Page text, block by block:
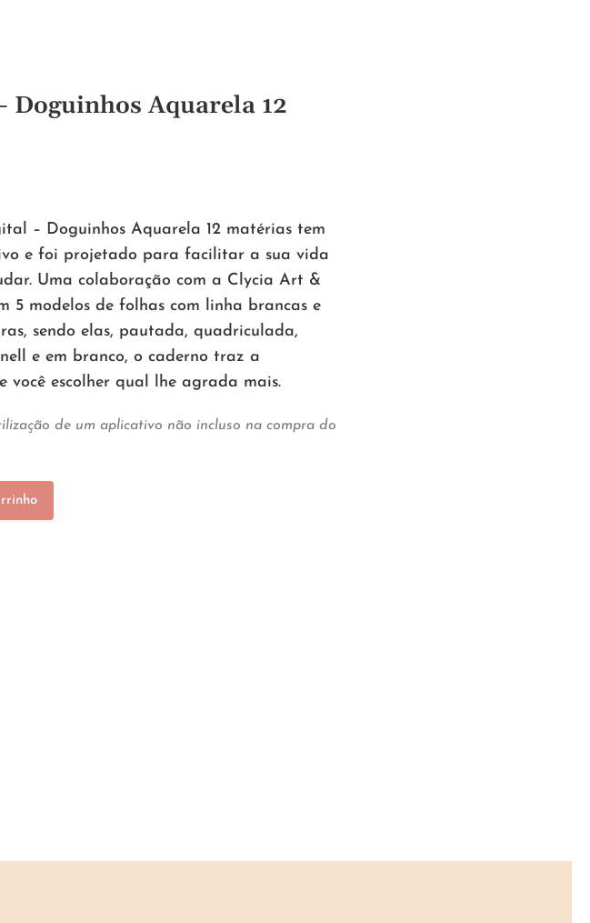
Doguinhos Aquarela 12
– Doguinhos Aquarela 12 matérias tem
e foi projetado para facilitar a sua vida
Uma colaboração com a Clycia Art &
5 modelos de folhas com linha brancas e
sendo elas, pautada, quadriculada,
e em branco, o caderno traz a
você escolher qual lhe agrada mais.
de um aplicativo não incluso na compra do